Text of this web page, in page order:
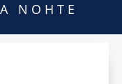
NOHTE